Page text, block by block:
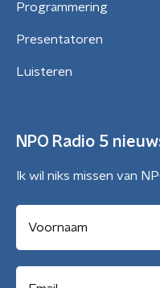
Programmering
Presentatoren
Luisteren
NPO Radio 5
Ik wil niks missen van